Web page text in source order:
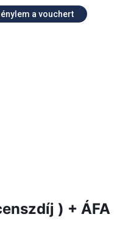
a vouchert
) + ÁFA